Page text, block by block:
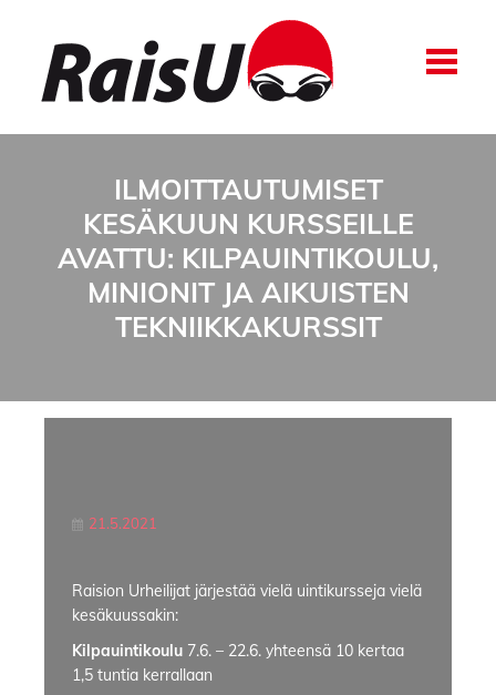
ILMOITTAUTUMISET
KESÄKUUN KURSSEILLE
AVATTU: KILPAUINTIKOULU,
MINIONIT JA AIKUISTEN
TEKNIIKKAKURSSIT
21.5.2021
Raision Urheilijat järjestää vielä uintikursseja vielä
kesäkuussakin:
Kilpauintikoulu 7.6. – 22.6. yhteensä 10 kertaa
1,5 tuntia kerrallaan